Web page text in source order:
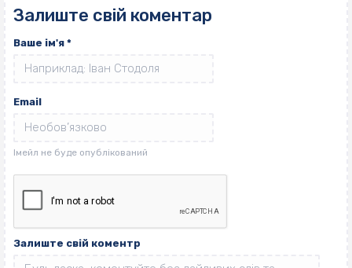
Залиште свій коментар
Ваше ім'я *
Email
Залиште свій коментр